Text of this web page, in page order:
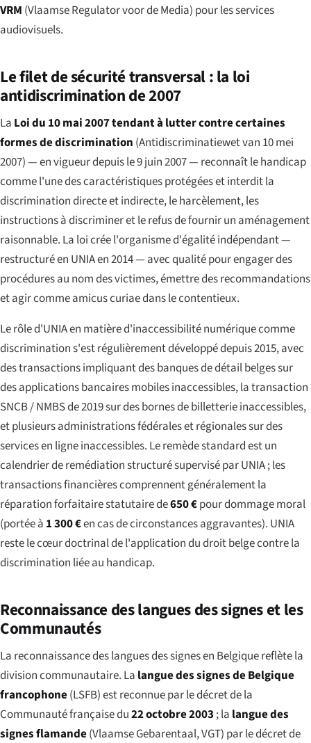
VRM (Vlaamse Regulator voor de Media) pour les services
audiovisuels.
Le filet de sécurité transversal : la loi
antidiscrimination de 2007
La Loi du 10 mai 2007 tendant à lutter contre certaines
formes de discrimination (Antidiscriminatiewet van 10 mei
2007) — en vigueur depuis le 9 juin 2007 — reconnaît le handicap
comme l'une des caractéristiques protégées et interdit la
discrimination directe et indirecte, le harcèlement, les
instructions à discriminer et le refus de fournir un aménagement
raisonnable. La loi crée l'organisme d'égalité indépendant —
restructuré en UNIA en 2014 — avec qualité pour engager des
procédures au nom des victimes, émettre des recommandations
et agir commeamicus curiaedans le contentieux.
Le rôle d'UNIA en matière d'inaccessibilité numérique comme
discrimination s'est régulièrement développé depuis 2015, avec
des transactions impliquant des banques de détail belges sur
des applications bancaires mobiles inaccessibles, la transaction
SNCB / NMBS de 2019 sur des bornes de billetterie inaccessibles,
et plusieurs administrations fédérales et régionales sur des
services en ligne inaccessibles. Le remède standard est un
calendrier de remédiation structuré supervisé par UNIA ; les
transactions financières comprennent généralement la
réparation forfaitaire statutaire de650 €pour dommage moral
(portée à 1 300 €en cas de circonstances aggravantes). UNIA
reste le cœur doctrinal de l'application du droit belge contre la
discrimination liée au handicap.
Reconnaissance des langues des signes et les
Communautés
La reconnaissance des langues des signes en Belgique reflète la
division communautaire. La langue des signes de Belgique
francophone(LSFB) est reconnue par le décret de la
Communauté française du22 octobre 2003 ; la langue des
signes flamande(Vlaamse Gebarentaal, VGT) par le décret de